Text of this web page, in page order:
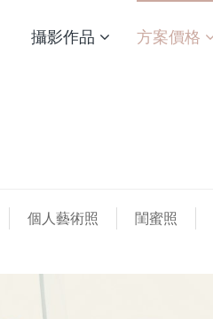
攝影作品 方案價格
個人藝術照 閨蜜照